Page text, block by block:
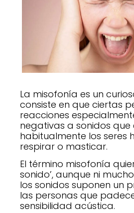
La misofonía es un
consiste en que ciertas
reacciones
negativas a sonidos que
habitualmente los seres
respirar o masticar.
El término misofonía
sonido’, aunque ni
los sonidos suponen un
las personas que
sensibilidad acústica.